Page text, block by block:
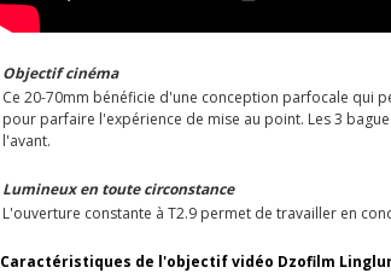
Objectif cinéma
Ce 20-70mm bénéficie d'une conception parfocale qui
pour parfaire l'expérience de mise au point. Les 3
l'avant.
Lumineux en toute circonstance
L'ouverture constante à T2.9 permet de travailler en
Caractéristiques de l'objectif vidéo Dzofilm